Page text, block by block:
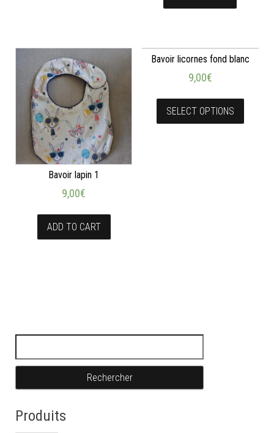
Bavoir lapin 1
9,00€
ADD TO CART
Bavoir licornes fond blanc
9,00€
SELECT OPTIONS
Produits